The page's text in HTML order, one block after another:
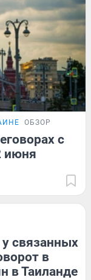
ОБЗОР
с
июня
у связанных
в
в Таиланде